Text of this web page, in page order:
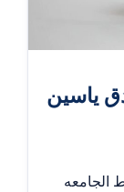
ياسين
الجامعه